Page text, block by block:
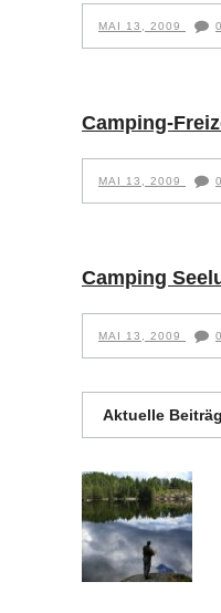
MAI 13, 2009 0
Camping-
MAI 13, 2009 0
Camping
MAI 13, 2009 0
Aktuelle